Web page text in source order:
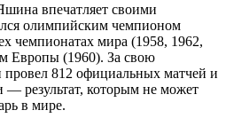
впечатляет своими
олимпийским чемпионом
чемпионатах мира (1958, 1962,
Европы (1960). За свою
812 официальных матчей и
— результат, которым не может
в мире.